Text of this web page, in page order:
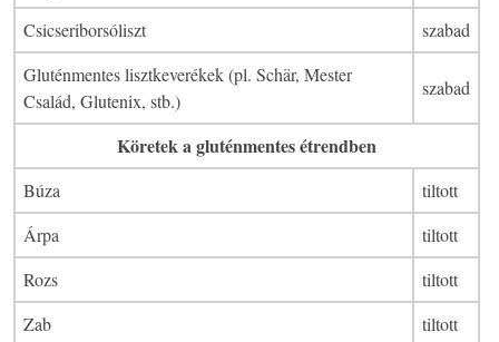
Csicseriborsóliszt
szabad
Gluténmentes lisztkeverékek (pl. Schär, Mester
Család, Glutenix, stb.)
szabad
Köretek a gluténmentes étrendben
Búza
tiltott
Árpa
tiltott
Rozs
tiltott
Zab
tiltott